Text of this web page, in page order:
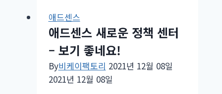
는
방
법?
애드센스
애드센스 새로운 정책 센터
– 보기 좋네요!
By비케이팩토리 2021년 12월 08일
2021년 12월 08일